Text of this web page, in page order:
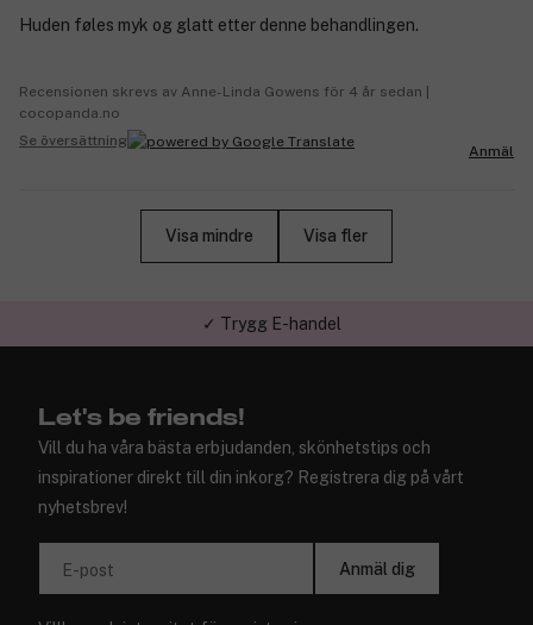
Huden føles myk og glatt etter denne behandlingen.
Recensionen skrevs av Anne-Linda Gowens för 4 år sedan |
cocopanda.no
Se översättning
Anmäl
Visa mindre Visa fler
✓ Trygg E-handel
Let's be friends!
Vill du ha våra bästa erbjudanden, skönhetstips och
inspirationer direkt till din inkorg? Registrera dig på vårt
nyhetsbrev!
E-post Anmäl dig